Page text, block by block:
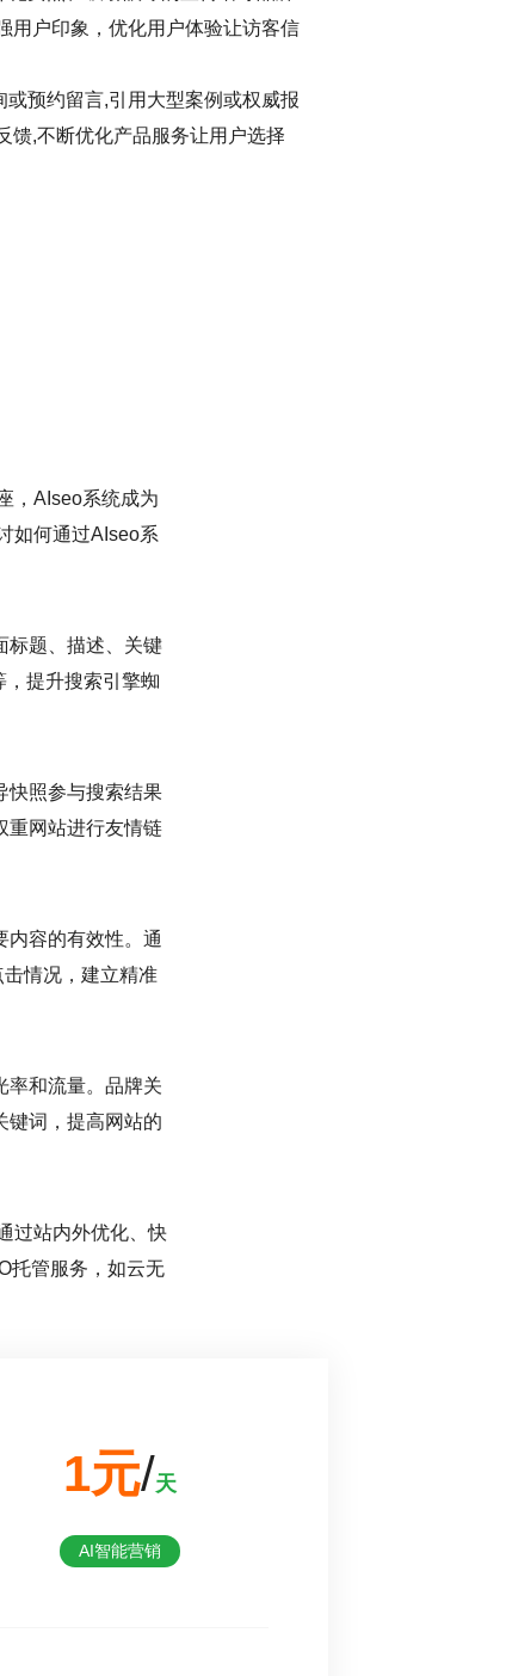
用户印象，优化用户体验让访客信
或预约留言,引用大型案例或权威报
馈,不断优化产品服务让用户选择
，AIseo系统成为
如何通过AIseo系
标题、描述、关键
提升搜索引擎蜘
快照参与搜索结果
重网站进行友情链
内容的有效性。通
情况，建立精准
率和流量。品牌关
键词，提高网站的
过站内外优化、快
托管服务，如云无
1元/天
AI智能营销